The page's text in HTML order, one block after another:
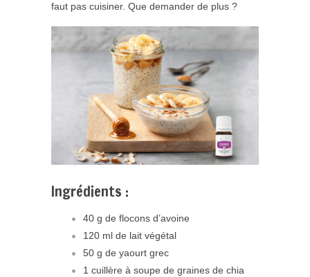
faut pas cuisiner. Que demander de plus ?
Ingrédients :
40 g de flocons d’avoine
120 ml de lait végétal
50 g de yaourt grec
1 cuillère à soupe de graines de chia